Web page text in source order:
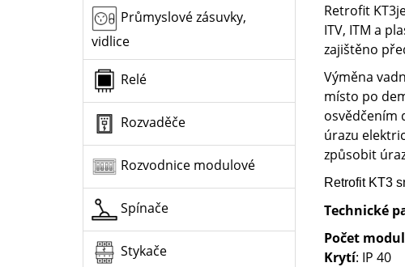
Průmyslové zásuvky,
vidlice
Relé
Rozvaděče
Rozvodnice modulové
Spínače
Stykače
Retrofit
ITV, ITM a
zajištěno
Výměna
místo po
osvědčením
úrazu
způsobit
Retrofit KT3
Technické
Počet
Krytí: IP 40